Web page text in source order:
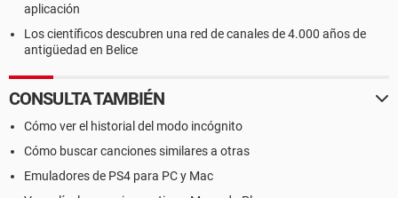
aplicación
Los científicos descubren una red de canales de 4.000 años de
antigüedad en Belice
CONSULTA TAMBIÉN
Cómo ver el historial del modo incógnito
Cómo buscar canciones similares a otras
Emuladores de PS4 para PC y Mac